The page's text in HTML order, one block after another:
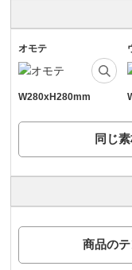
オモテ
W280xH280mm
同じ
商品の